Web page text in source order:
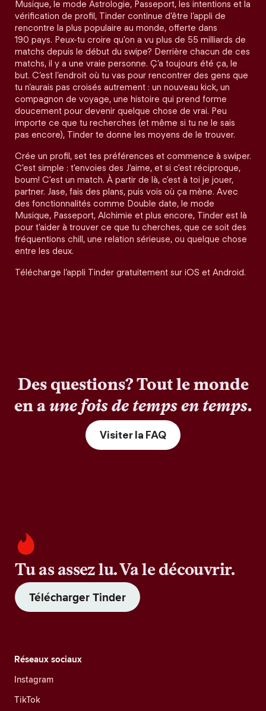
Musique, le mode Astrologie, Passeport, les intentions et la
vérification de profil, Tinder continue d’être l’appli de
rencontre la plus populaire au monde, offerte dans
190 pays. Peux-tu croire qu'on a vu plus de 55 milliards de
matchs depuis le début du swipe? Derrière chacun de ces
matchs, il y a une vraie personne. Ç’a toujours été ça, le
but. C’est l’endroit où tu vas pour rencontrer des gens que
tu n’aurais pas croisés autrement : un nouveau kick, un
compagnon de voyage, une histoire qui prend forme
doucement pour devenir quelque chose de vrai. Peu
importe ce que tu recherches (et même si tu ne le sais
pas encore), Tinder te donne les moyens de le trouver.
Crée un profil, set tes préférences et commence à swiper.
C'est simple : t'envoies des J'aime, et si c'est réciproque,
boum! C'est un match. À partir de là, c'est à toi je jouer,
partner. Jase, fais des plans, puis vois où ça mène. Avec
des fonctionnalités comme Double date, le mode
Musique, Passeport, Alchimie et plus encore, Tinder est là
pour t'aider à trouver ce que tu cherches, que ce soit des
fréquentions chill, une relation sérieuse, ou quelque chose
entre les deux.
Télécharge l’appli Tinder gratuitement sur iOS et Android.
Des questions? Tout le monde
en aune fois de temps en temps.
Visiter la FAQ
Tu as assez lu. Va le découvrir.
Télécharger Tinder
Réseaux sociaux
Instagram
TikTok